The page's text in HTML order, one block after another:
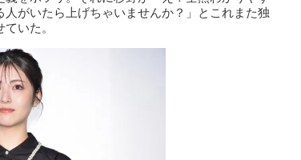
がいたら上げちゃいませんか？」とこれまた独
いた。